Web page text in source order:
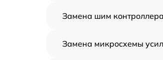
Замена шим контроллера
Замена микросхемы